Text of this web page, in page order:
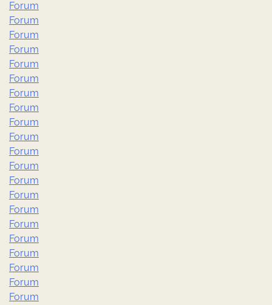
Forum
Forum
Forum
Forum
Forum
Forum
Forum
Forum
Forum
Forum
Forum
Forum
Forum
Forum
Forum
Forum
Forum
Forum
Forum
Forum
Forum